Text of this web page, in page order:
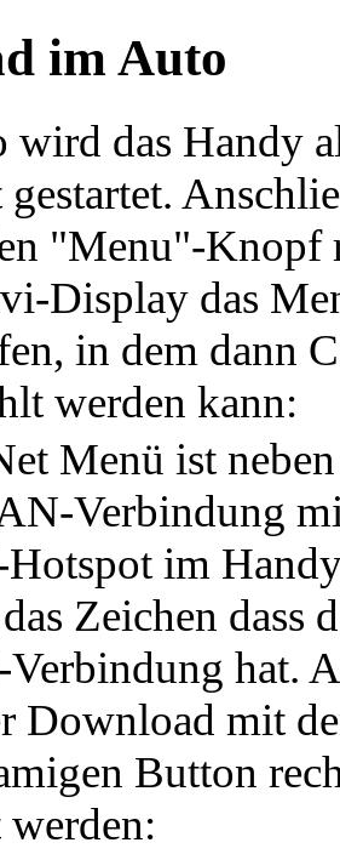
im Auto
wird das Handy
"Menu"-Knopf
Display das
in dem dann
werden kann:
Menü ist
Verbindung
im Handy
Zeichen dass
hat.
Download mit
Button